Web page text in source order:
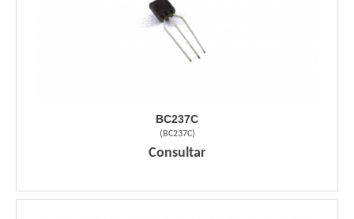
BC237C
( BC237C)
Consultar